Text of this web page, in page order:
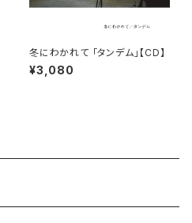
冬にわかれて 「タンデム」【CD】
¥3,080